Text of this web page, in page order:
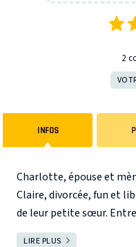
2
INFOS
Charlotte, épouse et
Claire, divorcée, fun et
de leur petite sœur. Entre règlements de compte et fous
rires, les sisters que tout
LIRE PLUS